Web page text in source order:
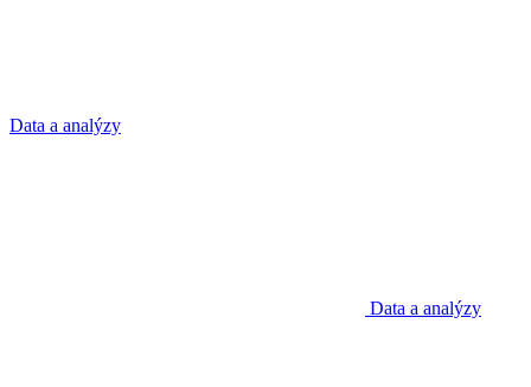
Data a analýzy
Data a analýzy